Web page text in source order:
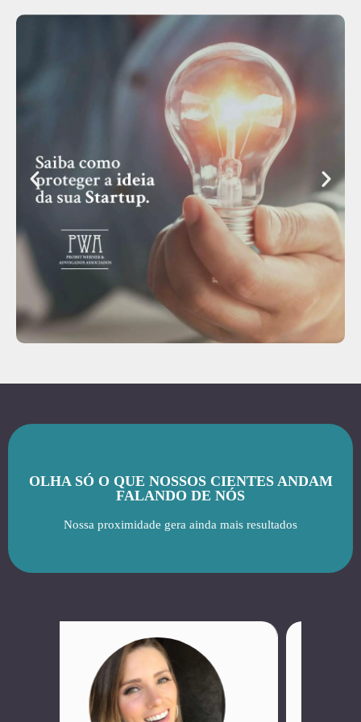
OLHA SÓ O QUE NOSSOS CIENTES ANDAM
FALANDO DE NÓS
Nossa proximidade gera ainda mais resultados